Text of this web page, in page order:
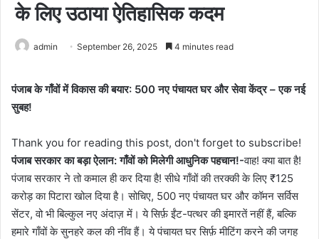
के लिए उठाया ऐतिहासिक कदम
admin September 26, 2025 4 minutes read
पंजाब के गाँवों में विकास की बयार: 500 नए पंचायत घर और सेवा केंद्र – एक नई
सुबह!
Thank you for reading this post, don't forget to subscribe!
पंजाब सरकार का बड़ा ऐलान: गाँवों को मिलेगी आधुनिक पहचान!-वाह! क्या बात है!
पंजाब सरकार ने तो कमाल ही कर दिया है! सीधे गाँवों की तरक्की के लिए ₹125
करोड़ का पिटारा खोल दिया है। सोचिए, 500 नए पंचायत घर और कॉमन सर्विस
सेंटर, वो भी बिल्कुल नए अंदाज़ में। ये सिर्फ़ ईंट-पत्थर की इमारतें नहीं हैं, बल्कि
हमारे गाँवों के सुनहरे कल की नींव हैं। ये पंचायत घर सिर्फ़ मीटिंग करने की जगह